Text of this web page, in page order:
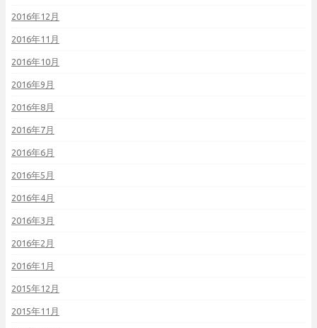
2016年12月
2016年11月
2016年10月
2016年9月
2016年8月
2016年7月
2016年6月
2016年5月
2016年4月
2016年3月
2016年2月
2016年1月
2015年12月
2015年11月